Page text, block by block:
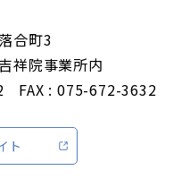
合町3
祥院事業所内
FAX : 075-672-3632
ト